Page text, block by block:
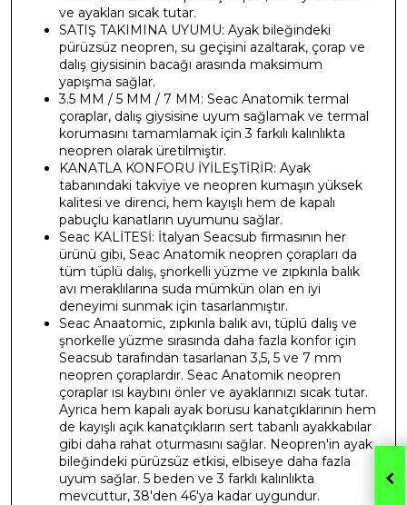
ve ayakları sıcak tutar.
SATIŞ TAKIMINA UYUMU: Ayak bileğindeki
pürüzsüz neopren, su geçişini azaltarak, çorap ve
dalış giysisinin bacağı arasında maksimum
yapışma sağlar.
3.5 MM / 5 MM / 7 MM: Seac Anatomik termal
çoraplar, dalış giysisine uyum sağlamak ve termal
korumasını tamamlamak için 3 farkılı kalınlıkta
neopren olarak üretilmiştir.
KANATLA KONFORU İYİLEŞTİRİR: Ayak
tabanındaki takviye ve neopren kumaşın yüksek
kalitesi ve direnci, hem kayışlı hem de kapalı
pabuçlu kanatların uyumunu sağlar.
Seac KALİTESİ: İtalyan Seacsub firmasının her
ürünü gibi, Seac Anatomik neopren çorapları da
tüm tüplü dalış, şnorkelli yüzme ve zıpkınla balık
avı meraklılarına suda mümkün olan en iyi
deneyimi sunmak için tasarlanmıştır.
Seac Anaatomic, zıpkınla balık avı, tüplü dalış ve
şnorkelle yüzme sırasında daha fazla konfor için
Seacsub tarafından tasarlanan 3,5, 5 ve 7 mm
neopren çoraplardır. Seac Anatomik neopren
çoraplar ısı kaybını önler ve ayaklarınızı sıcak tutar.
Ayrıca hem kapalı ayak borusu kanatçıklarının hem
de kayışlı açık kanatçıkların sert tabanlı ayakkabılar
gibi daha rahat oturmasını sağlar. Neopren'in ayak
bileğindeki pürüzsüz etkisi, elbiseye daha fazla
uyum sağlar. 5 beden ve 3 farklı kalınlıkta
mevcuttur, 38'den 46'ya kadar uygundur.